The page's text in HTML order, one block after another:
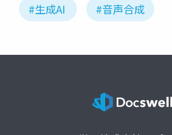
#生成AI #音声合成